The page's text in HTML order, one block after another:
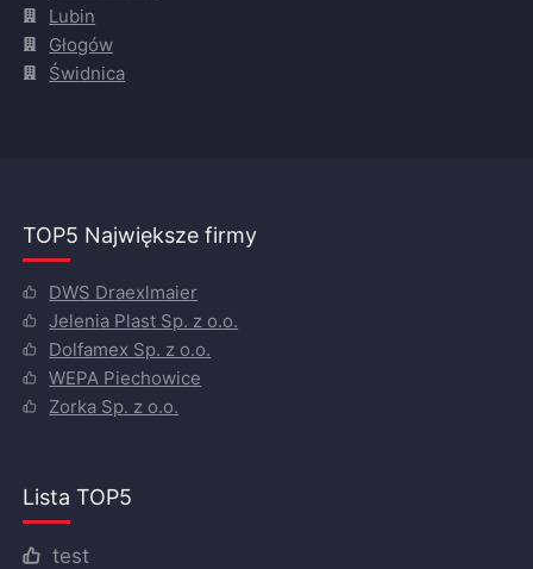
Lubin
Głogów
Świdnica
TOP5 Największe firmy
DWS Draexlmaier
Jelenia Plast Sp. z o.o.
Dolfamex Sp. z o.o.
WEPA Piechowice
Zorka Sp. z o.o.
Lista TOP5
test